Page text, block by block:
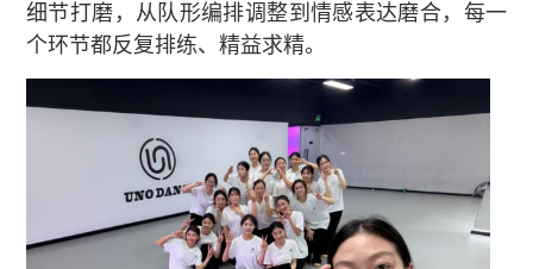
细节打磨，从队形编排调整到情感表达磨合，每一
个环节都反复排练、精益求精。